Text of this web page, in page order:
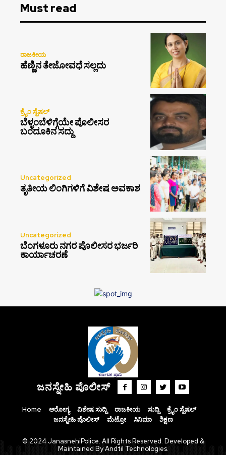
Must read
ರಾಜಕೀಯ
ಹೆಣ್ಣಿನ ತೇಜೋವಧೆ ಸಲ್ಲದು
ಕ್ರೈಂ ಸ್ಪೆಷಲ್
ಬೆಳ್ಳಂಬೆಳಿಗ್ಗೆಯೇ ಪೊಲೀಸರ
ಬಂದೂಕಿನ ಸದ್ದು
Uncategorized
ತೃತೀಯ ಲಿಂಗಿಗಳಿಗೆ ವಿಶೇಷ ಅವಕಾಶ
Uncategorized
ಬೆಂಗಳೂರು ನಗರ ಪೊಲೀಸರ ಭರ್ಜರಿ
ಕಾರ್ಯಾಚರಣೆ
ಜನಸ್ನೇಹಿ ಪೊಲೀಸ್
Home ಆರೋಗ್ಯ ವಿಶೇಷ ಸುದ್ದಿ ರಾಜಕೀಯ ಸುದ್ದಿ
ಕ್ರೈಂ ಸ್ಪೆಷಲ್
ಜನಸ್ನೇಹಿ ಪೊಲೀಸ್
ಮೆಟ್ರೋ ಸಿನಿಮಾ ಶಿಕ್ಷಣ
© 2024 JanasnehiPolice. All Rights Reserved. Developed &
Maintained By Andtil Technologies.